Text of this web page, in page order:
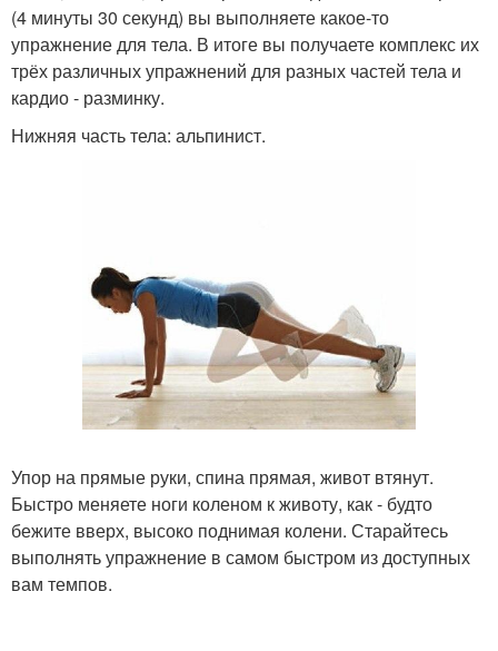
(4 минуты 30 секунд) вы выполняете какое-то
упражнение для тела. В итоге вы получаете комплекс их
трёх различных упражнений для разных частей тела и
кардио - разминку.
Нижняя часть тела: альпинист.
Упор на прямые руки, спина прямая, живот втянут.
Быстро меняете ноги коленом к животу, как - будто
бежите вверх, высоко поднимая колени. Старайтесь
выполнять упражнение в самом быстром из доступных
вам темпов.